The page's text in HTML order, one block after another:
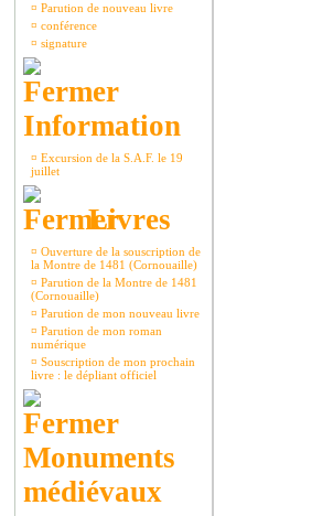
¤ Parution de nouveau livre
¤ conférence
¤ signature
Information
¤ Excursion de la S.A.F. le 19
juillet
Livres
¤ Ouverture de la souscription de
la Montre de 1481 (Cornouaille)
¤ Parution de la Montre de 1481
(Cornouaille)
¤ Parution de mon nouveau livre
¤ Parution de mon roman
numérique
¤ Souscription de mon prochain
livre : le dépliant officiel
Monuments
médiévaux